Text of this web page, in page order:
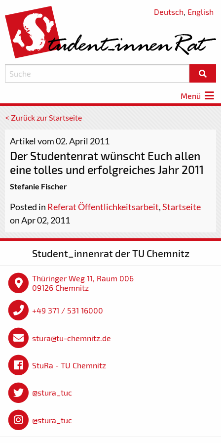
Deutsch, English
Menü
< Zurück zur Startseite
Artikel vom 02. April 2011
Der Studentenrat wünscht Euch allen
eine tolles und erfolgreiches Jahr 2011
Stefanie Fischer
Posted in Referat Öffentlichkeitsarbeit,Startseite
on Apr 02, 2011
Student_innenrat der TU Chemnitz
Thüringer Weg 11, Raum 006
09126 Chemnitz
+49 371 / 531 16000
stura@tu-chemnitz.de
StuRa - TU Chemnitz
@stura_tuc
@stura_tuc